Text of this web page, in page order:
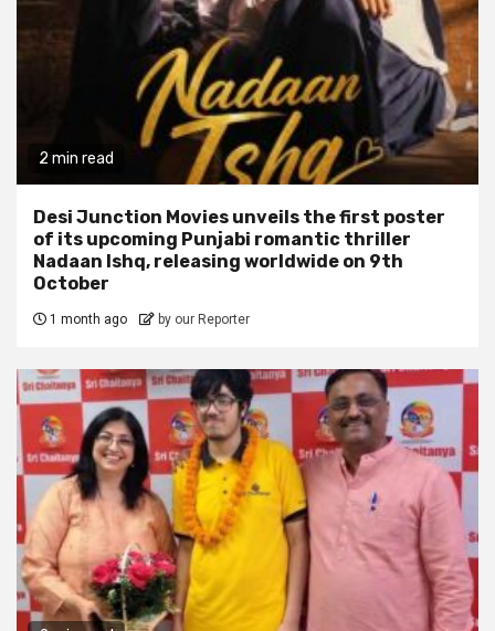
2 min read
Desi Junction Movies unveils the first poster
of its upcoming Punjabi romantic thriller
Nadaan Ishq, releasing worldwide on 9th
October
1 month ago by our Reporter